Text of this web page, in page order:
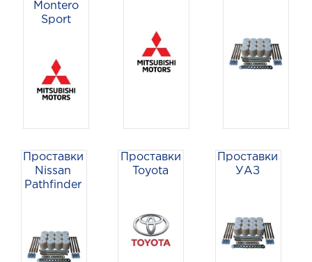
Montero
Sport
Проставки
Nissan
Pathfinder
Проставки
Toyota
Проставки
УАЗ